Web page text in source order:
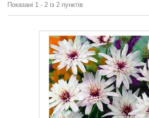
Показані 1 - 2 із 2 пунктів